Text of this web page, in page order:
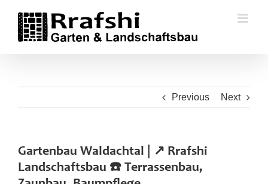
content
Previous Next
Gartenbau Waldachtal | ↗️ Rrafshi
Landschaftsbau ☎️ Terrassenbau,